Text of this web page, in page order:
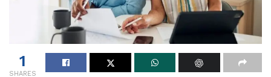
1
SHARES